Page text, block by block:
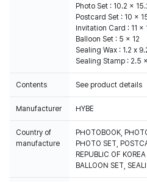
Photo Set : 10.2 x
Postcard Set : 10 x
Invitation Card : 11 x
Balloon Set : 5 x 12
Sealing Wax : 1.2 x
Sealing Stamp : 2.5
Contents See product details
Manufacturer HYBE
Country of
manufacture
PHOTOBOOK,
PHOTO SET,
REPUBLIC OF KOREA
BALLOON SET,